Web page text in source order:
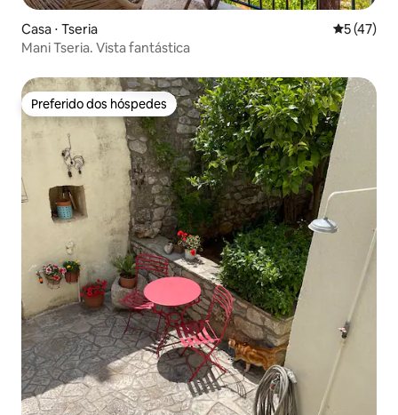
Casa ⋅ Tseria 5 de uma
5 (47)
Mani Tseria. Vista fantástica
Preferido dos hóspedes
Preferido dos hóspedes